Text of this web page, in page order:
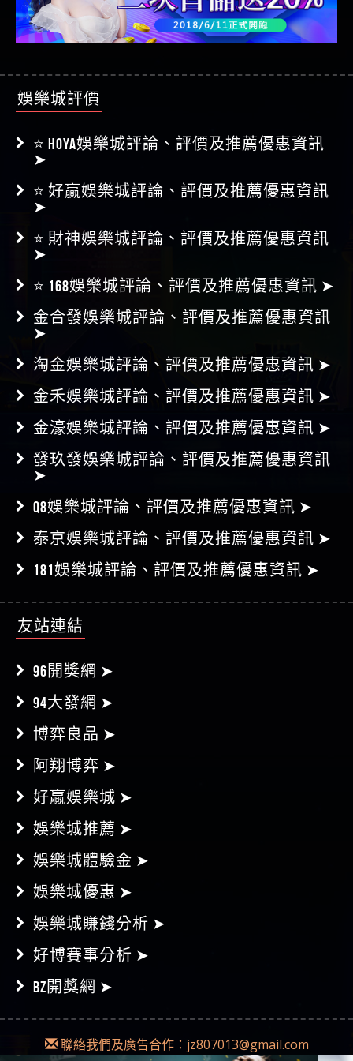
娛樂城評價
⭐ HOYA娛樂城評論、評價及推薦優惠資訊
➤
⭐ 好贏娛樂城評論、評價及推薦優惠資訊
➤
⭐ 財神娛樂城評論、評價及推薦優惠資訊
➤
⭐ 168娛樂城評論、評價及推薦優惠資訊 ➤
金合發娛樂城評論、評價及推薦優惠資訊
➤
淘金娛樂城評論、評價及推薦優惠資訊 ➤
金禾娛樂城評論、評價及推薦優惠資訊 ➤
金濠娛樂城評論、評價及推薦優惠資訊 ➤
發玖發娛樂城評論、評價及推薦優惠資訊
➤
Q8娛樂城評論、評價及推薦優惠資訊 ➤
泰京娛樂城評論、評價及推薦優惠資訊 ➤
181娛樂城評論、評價及推薦優惠資訊 ➤
友站連結
96開獎網 ➤
94大發網 ➤
博弈良品 ➤
阿翔博弈 ➤
好贏娛樂城 ➤
娛樂城推薦 ➤
娛樂城體驗金 ➤
娛樂城優惠 ➤
娛樂城賺錢分析 ➤
好博賽事分析 ➤
BZ開獎網 ➤
聯絡我們及廣告合作： jz807013@gmail.com